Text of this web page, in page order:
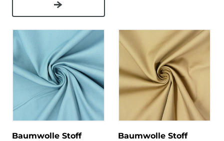
Baumwolle Stoff
Baumwolle Stoff